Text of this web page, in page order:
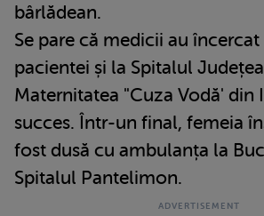
bârlădean.
Se pare că medicii au
pacientei și la Spitalul
Maternitatea "Cuza Vodă' din
succes. Într-un final, femeia
fost dusă cu ambulanța la
Spitalul Pantelimon.